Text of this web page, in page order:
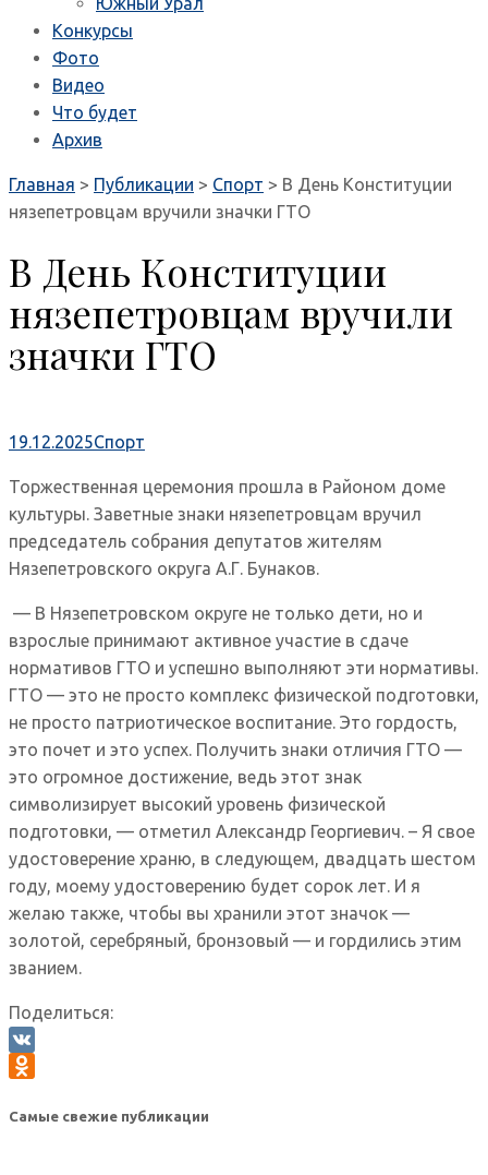
Конкурсы
Фото
Видео
Что будет
Архив
Главная > Публикации > Спорт > В День Конституции
нязепетровцам вручили значки ГТО
В День Конституции
нязепетровцам вручили
значки ГТО
19.12.2025Спорт
Торжественная церемония прошла в Районом доме
культуры. Заветные знаки нязепетровцам вручил
председатель собрания депутатов жителям
Нязепетровского округа А.Г. Бунаков.
— В Нязепетровском округе не только дети, но и
взрослые принимают активное участие в сдаче
нормативов ГТО и успешно выполняют эти нормативы.
ГТО — это не просто комплекс физической подготовки,
не просто патриотическое воспитание. Это гордость,
это почет и это успех. Получить знаки отличия ГТО —
это огромное достижение, ведь этот знак
символизирует высокий уровень физической
подготовки, — отметил Александр Георгиевич. – Я свое
удостоверение храню, в следующем, двадцать шестом
году, моему удостоверению будет сорок лет. И я
желаю также, чтобы вы хранили этот значок —
золотой, серебряный, бронзовый — и гордились этим
званием.
Поделиться:
VK
Самые свежие публикации